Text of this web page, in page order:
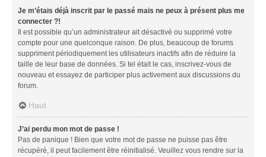
Je m’étais déjà inscrit par le passé mais ne peux à présent plus me
connecter ?!
Il est possible qu’un administrateur ait désactivé ou supprimé votre
compte pour une quelconque raison. De plus, beaucoup de forums
suppriment périodiquement les utilisateurs inactifs afin de réduire la
taille de leur base de données. Si tel était le cas, inscrivez-vous de
nouveau et essayez de participer plus activement aux discussions du
forum.
Haut
J’ai perdu mon mot de passe !
Pas de panique ! Bien que votre mot de passe ne puisse pas être
récupéré, il peut facilement être réinitialisé. Veuillez vous rendre sur la